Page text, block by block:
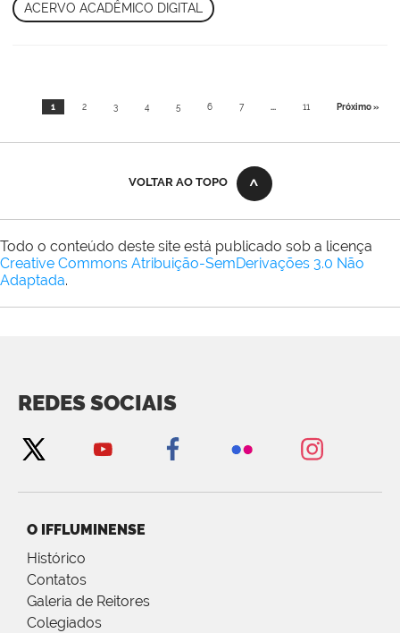
ACERVO ACADÊMICO DIGITAL
1 2 3 4 5 6 7 ... 11 Próximo »
VOLTAR AO TOPO
Todo o conteúdo deste site está publicado sob a licença
Creative Commons Atribuição-SemDerivações 3.0 Não
Adaptada.
REDES SOCIAIS
O IFFLUMINENSE
Histórico
Contatos
Galeria de Reitores
Colegiados